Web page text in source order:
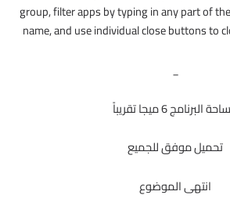
group, filter apps by typing in any part of
name, and use individual close buttons to
_
البرنامج 6 ميجا تقريباً
تحميل موفق للجميع
انتهى الموضوع